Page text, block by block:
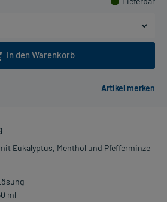
In den Warenkorb
Eukalyptus, Menthol und Pfefferminze
ml